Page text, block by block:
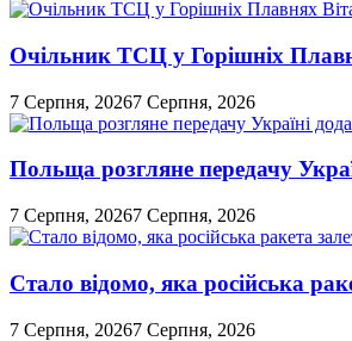
Очільник ТСЦ у Горішніх
7 Серпня, 20267 Серпня, 2026
Польща розгляне передачу
7 Серпня, 20267 Серпня, 2026
Стало відомо, яка російська
7 Серпня, 20267 Серпня, 2026